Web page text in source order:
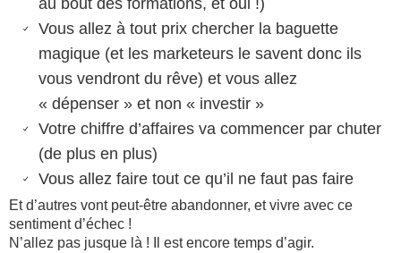
au bout des formations, et oui !)
Vous allez à tout prix chercher la baguette
magique (et les marketeurs le savent donc ils
vous vendront du rêve) et vous allez
« dépenser » et non « investir »
Votre chiffre d’affaires va commencer par chuter
(de plus en plus)
Vous allez faire tout ce qu’il ne faut pas faire
Et d’autres vont peut-être abandonner, et vivre avec ce
sentiment d’échec !
N’allez pas jusque là ! Il est encore temps d’agir.